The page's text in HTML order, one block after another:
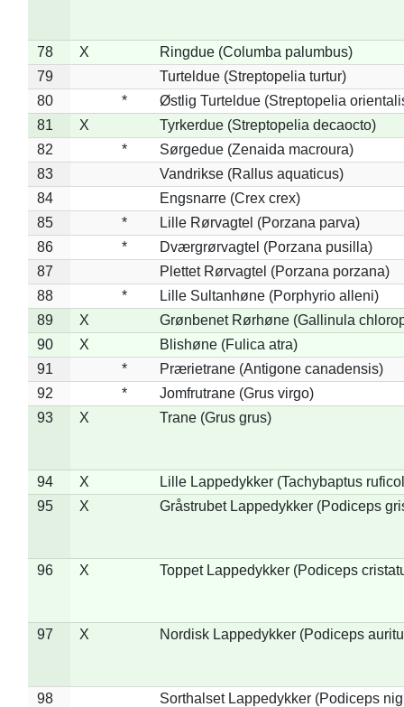
78 X
Ringdue (Columba palumbus)
79
Turteldue (Streptopelia turtur)
80
*
Østlig Turteldue (Streptopelia
81
X
Tyrkerdue (Streptopelia decaocto)
82
*
Sørgedue (Zenaida macroura)
83
Vandrikse (Rallus aquaticus)
84
Engsnarre (Crex crex)
85
*
Lille Rørvagtel (Porzana parva)
86
*
Dværgrørvagtel (Porzana pusilla)
87
Plettet Rørvagtel (Porzana porzana)
88
*
Lille Sultanhøne (Porphyrio alleni)
89
X
Grønbenet Rørhøne (Gallinula
90
X
Blishøne (Fulica atra)
91
*
Prærietrane (Antigone canadensis)
92
*
Jomfrutrane (Grus virgo)
93
X Trane (Grus grus)
94 X
Lille Lappedykker (Tachybaptus
95
X Gråstrubet Lappedykker (Podiceps
96 X Toppet Lappedykker (Podiceps
97 X Nordisk Lappedykker (Podiceps
98
Sorthalset Lappedykker (Podiceps